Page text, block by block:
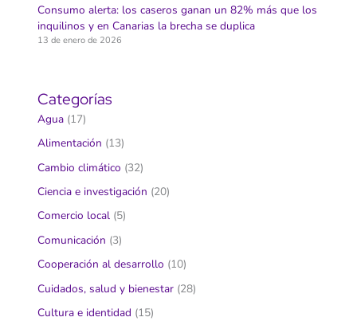
Consumo alerta: los caseros ganan un 82% más que los
inquilinos y en Canarias la brecha se duplica
13 de enero de 2026
Categorías
Agua (17)
Alimentación (13)
Cambio climático (32)
Ciencia e investigación (20)
Comercio local (5)
Comunicación (3)
Cooperación al desarrollo (10)
Cuidados, salud y bienestar (28)
Cultura e identidad (15)